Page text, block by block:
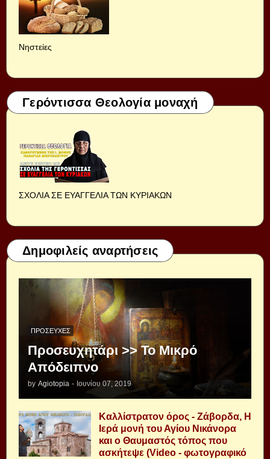
Νηστείες
Γερόντισσα Θεολογία μοναχή
ΣΧΟΛΙΑ ΣΕ ΕΥΑΓΓΕΛΙΑ ΤΩΝ ΚΥΡΙΑΚΩΝ
Δημοφιλείς αναρτήσεις
ΠΡΟΣΕΥΧΈΣ
Προσευχητάρι >> Το Μικρό
Απόδειπνο
by Agiotopia - Ιουνίου 07, 2019
Καλλίστρατον όρος - Ζάβορδα, Η
Ιερά μονή του Αγίου Νικάνορα
και ο Θαυμαστός τόπος που
ασκήτεψε (Video - φωτογραφικό